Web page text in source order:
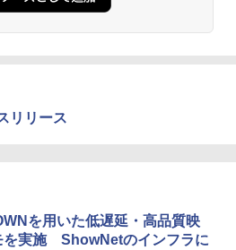
リリース
を用いた低遅延・高品質映
を実施 ShowNetのインフラに